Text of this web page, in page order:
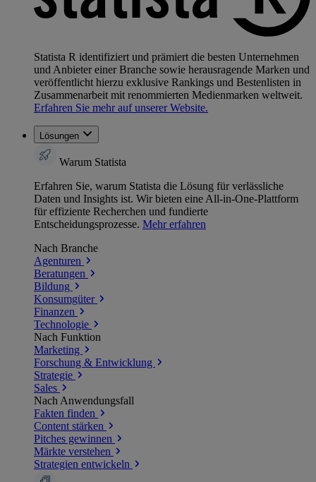
Statista R identifiziert und prämiert die besten Unternehmen
und Anbieter einer Branche sowie herausragende Marken und
veröffentlicht hierzu exklusive Rankings und Bestenlisten in
Zusammenarbeit mit renommierten Medienmarken weltweit.
Erfahren Sie mehr auf unserer Website.
Lösungen
Warum Statista
Erfahren Sie, warum Statista die Lösung für verlässliche
Daten und Insights ist. Wir bieten eine All-in-One-Plattform
für effiziente Recherchen und fundierte
Entscheidungsprozesse. Mehr erfahren
Nach Branche
Agenturen
Beratungen
Bildung
Konsumgüter
Finanzen
Technologie
Nach Funktion
Marketing
Forschung & Entwicklung
Strategie
Sales
Nach Anwendungsfall
Fakten finden
Content stärken
Pitches gewinnen
Märkte verstehen
Strategien entwickeln